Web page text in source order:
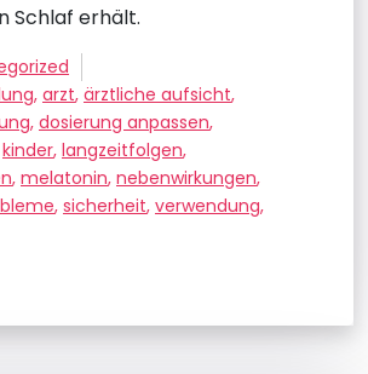
Schlaf erhält.
, arzt, ärztliche aufsicht,
, dosierung anpassen,
kinder, langzeitfolgen,
, melatonin, nebenwirkungen,
, sicherheit, verwendung,